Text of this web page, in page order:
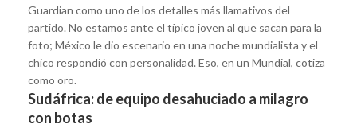
Guardian como uno de los detalles más llamativos del
partido. No estamos ante el típico joven al que sacan para la
foto; México le dio escenario en una noche mundialista y el
chico respondió con personalidad. Eso, en un Mundial, cotiza
como oro.
Sudáfrica: de equipo desahuciado a milagro
con botas